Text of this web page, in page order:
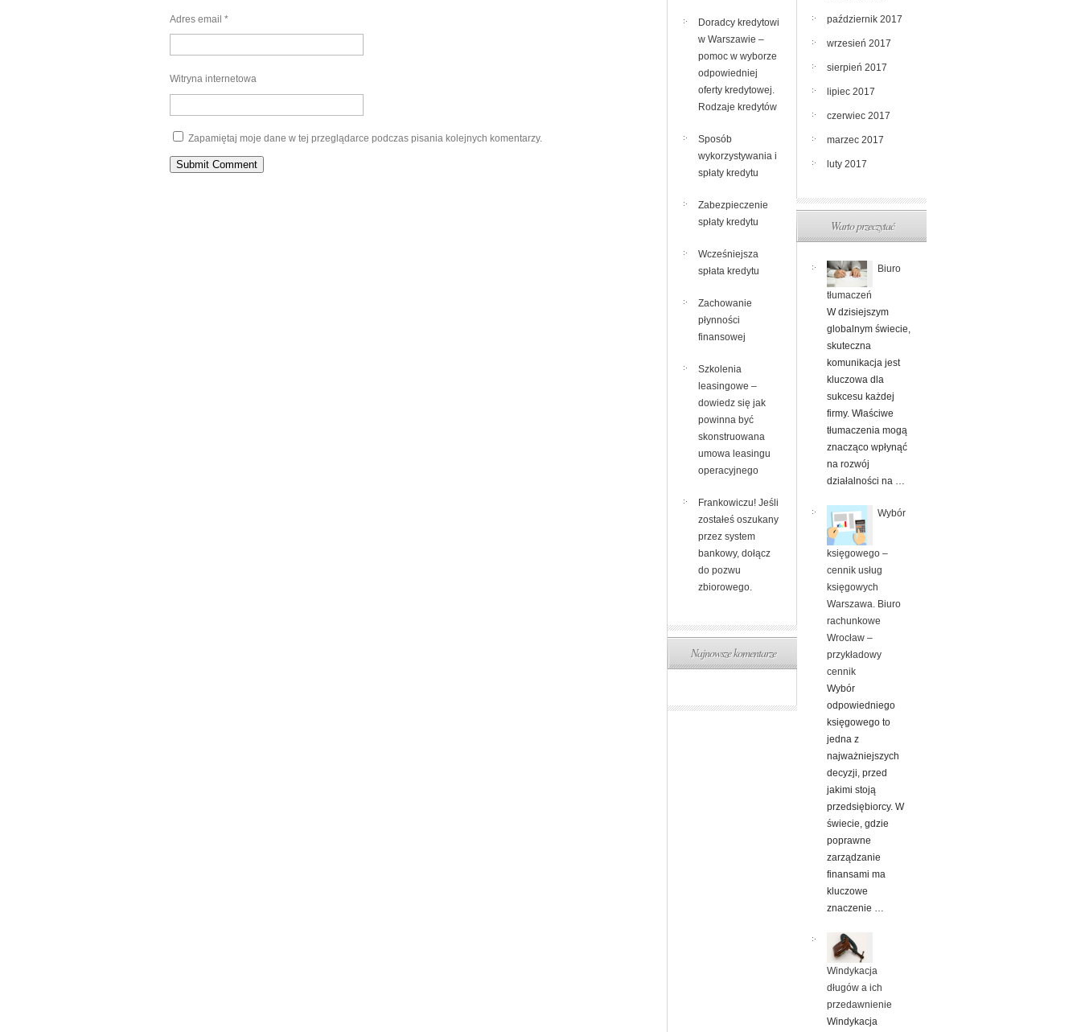
Adres email *
Witryna internetowa
Zapamiętaj moje dane w tej przeglądarce podczas pisania kolejnych komentarzy.
Doradcy kredytowi
w Warszawie –
pomoc w wyborze
odpowiedniej
oferty kredytowej.
Rodzaje kredytów
Sposób
wykorzystywania i
spłaty kredytu
Zabezpieczenie
spłaty kredytu
Wcześniejsza
spłata kredytu
Zachowanie
płynności
finansowej
Szkolenia
leasingowe –
dowiedz się jak
powinna być
skonstruowana
umowa leasingu
operacyjnego
Frankowiczu! Jeśli
zostałeś oszukany
przez system
bankowy, dołącz
do pozwu
zbiorowego.
Najnowsze komentarze
październik 2017
wrzesień 2017
sierpień 2017
lipiec 2017
czerwiec 2017
marzec 2017
luty 2017
Warto przeczytać
Biuro
tłumaczeń
W dzisiejszym
globalnym świecie,
skuteczna
komunikacja jest
kluczowa dla
sukcesu każdej
firmy. Właściwe
tłumaczenia mogą
znacząco wpłynąć
na rozwój
działalności na …
Wybór
księgowego –
cennik usług
księgowych
Warszawa. Biuro
rachunkowe
Wrocław –
przykładowy
cennik
Wybór
odpowiedniego
księgowego to
jedna z
najważniejszych
decyzji, przed
jakimi stoją
przedsiębiorcy. W
świecie, gdzie
poprawne
zarządzanie
finansami ma
kluczowe
znaczenie …
Windykacja
długów a ich
przedawnienie
Windykacja